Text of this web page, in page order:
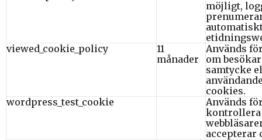
möjligt,
viewed_cookie_policy
11
månader
Används
om
samtycke
cookies.
wordpress_test_cookie
Används
kontrollera
accepterar